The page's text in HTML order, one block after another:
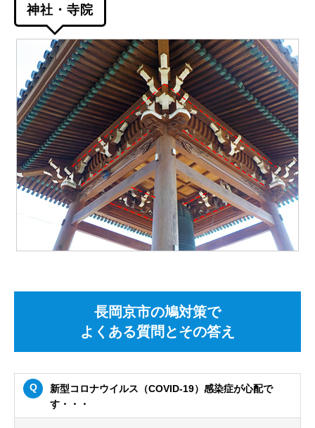
神社・寺院
長岡京市の鳩対策で
よくある質問とその答え
新型コロナウイルス（COVID-19）感染症が心配で
す・・・